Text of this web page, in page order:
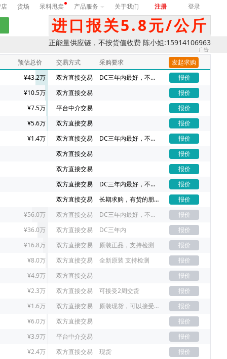
货场 呆料甩卖 产品服务 关于我们 注册 登录
进口报关5.8元/公斤
正能量供应链，不按货值收费 陈小姐:15914106963
预估总价 交易方式 采购要求
发起求购
¥43.2万 双方直接交易 DC三年内最好，不同DC价格不一样
报价
¥10.5万 双方直接交易
报价
¥7.5万 平台中介交易
报价
¥5.6万 双方直接交易
报价
¥1.4万 双方直接交易 DC三年内最好，不同DC价格不一样
报价
双方直接交易
报价
双方直接交易
报价
双方直接交易 DC三年内最好，不同DC价格不一样
报价
双方直接交易 长期求购，有货的朋友请联系我吧
报价
¥56.0万 双方直接交易 DC三年内最好，不同DC价格不一样
报价
¥36.0万 双方直接交易 DC三年内
报价
¥16.8万 双方直接交易 原装正品，支持检测
报价
¥8.0万 双方直接交易 全新原装 支持检测
报价
¥4.9万 双方直接交易
报价
¥2.3万 双方直接交易 可接受2周交货
报价
¥1.6万 双方直接交易 原装现货，可以接受老年份
报价
¥6.0万 双方直接交易
报价
¥3.9万 平台中介交易
报价
¥2.4万 双方直接交易 现货
报价